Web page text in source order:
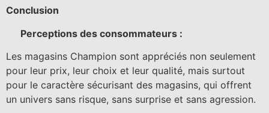
Conclusion
Perceptions des consommateurs :
Les magasins Champion sont appréciés non seulement
pour leur prix, leur choix et leur qualité, mais surtout
pour le caractère sécurisant des magasins, qui offrent
un univers sans risque, sans surprise et sans agression.